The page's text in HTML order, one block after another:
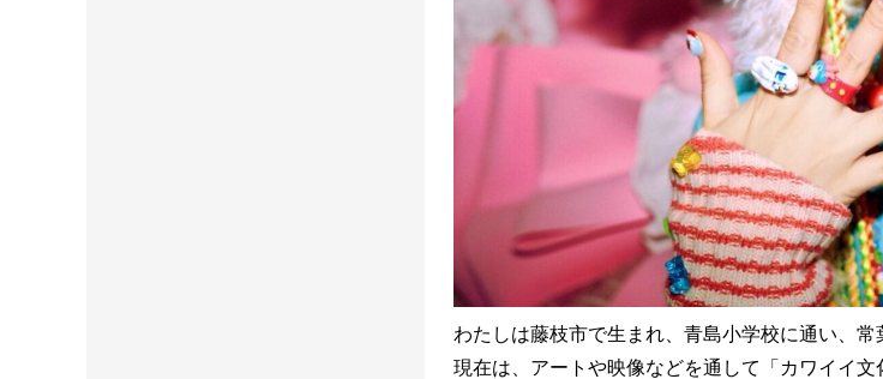
わたしは藤枝市で生まれ、青島小学校に通い、
現在は、アートや映像などを通して「カワイイ